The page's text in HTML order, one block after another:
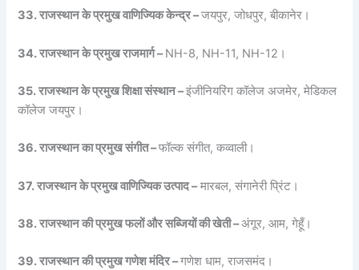
33. राजस्थान के प्रमुख वाणिज्यिक केन्द्र –जयपुर, जोधपुर, बीकानेर।
34. राजस्थान के प्रमुख राजमार्ग –NH-8, NH-11, NH-12।
35. राजस्थान के प्रमुख शिक्षा संस्थान –इंजीनियरिंग कॉलेज अजमेर, मेडिकल
कॉलेज जयपुर।
36. राजस्थान का प्रमुख संगीत –फॉल्क संगीत, कव्वाली।
37. राजस्थान के प्रमुख वाणिज्यिक उत्पाद –मारबल, संगानेरी प्रिंट।
38. राजस्थान की प्रमुख फलों और सब्जियों की खेती –अंगूर, आम, गेहूँ।
39. राजस्थान की प्रमुख गणेश मंदिर –गणेश धाम, राजसमंद।